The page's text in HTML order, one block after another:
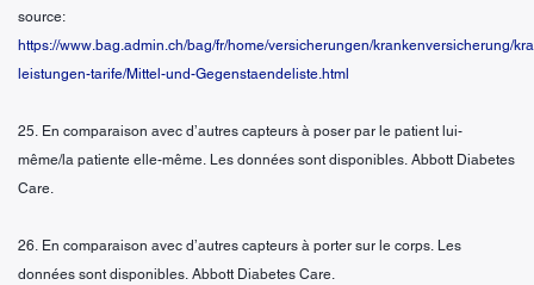
source:
https://www.bag.admin.ch/bag/fr/home/versicherungen/krankenversicherung/
leistungen-tarife/Mittel-und-Gegenstaendeliste.html
25. En comparaison avec d’autres capteurs à poser par le patient lui-
même/la patiente elle-même. Les données sont disponibles. Abbott Diabetes
Care.
26. En comparaison avec d’autres capteurs à porter sur le corps. Les
données sont disponibles. Abbott Diabetes Care.